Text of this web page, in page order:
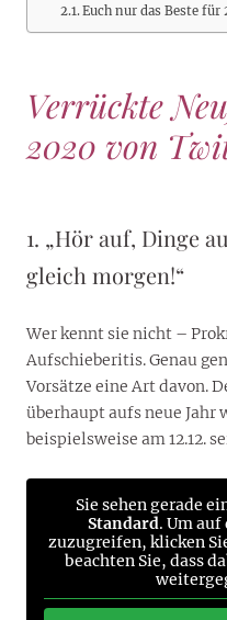
Euch nur das Beste für
Verrückte
2020 von
1. „Hör auf, Dinge
gleich morgen!“
Wer kennt sie nicht –
Aufschieberitis. Genau
Vorsätze eine Art davon.
überhaupt aufs neue Jahr
beispielsweise am 12.12.
Sie sehen gerade
Standard. Um
zuzugreifen, klicken
beachten Sie, dass